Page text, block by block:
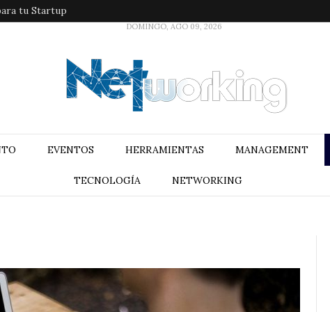
tu Startup
DOMINGO, AGO 09, 2026
EVENTOS HERRAMIENTAS MANAGEMENT
TECNOLOGÍA NETWORKING